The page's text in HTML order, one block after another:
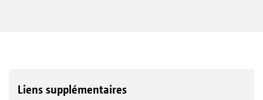
Liens supplémentaires